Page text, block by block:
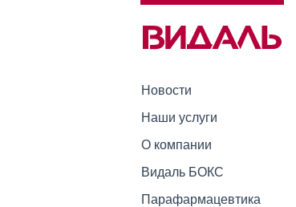
Новости
Наши услуги
О компании
Видаль БОКС
Парафармацевтика